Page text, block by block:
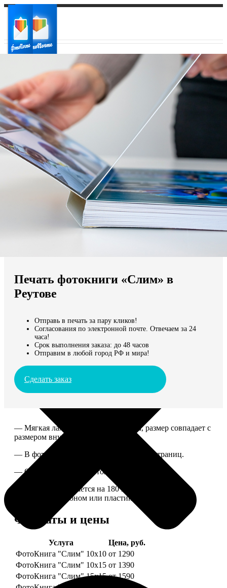
Ваш город:
Ваш регион доставки
Выберите из списка:
Мы доставляем по всему миру
Продолжить без города
Печать фотокниги «Слим» в
Реутове
Отправь в печать за пару кликов!
Согласования по электронной почте. Отвечаем за 24
часа!
Срок выполнения заказа: до 48 часов
Отправим в любой город РФ и мира!
Сделать заказ
— Мягкая ламинированная обложка, размер совпадает с
размером внутреннего блока.
— В фотокниге может быть от 10 до 50 страниц.
— Страницы плотные, толщина 1 мм.
— Книга раскрывается на 180 градусов, развороты
укреплены картоном или пластиком.
Форматы и цены
Услуга
Цена, руб.
ФотоКнига "Слим" 10x10 от 1290
ФотоКнига "Слим" 10x15 от 1390
ФотоКнига "Слим" 15x15 от 1590